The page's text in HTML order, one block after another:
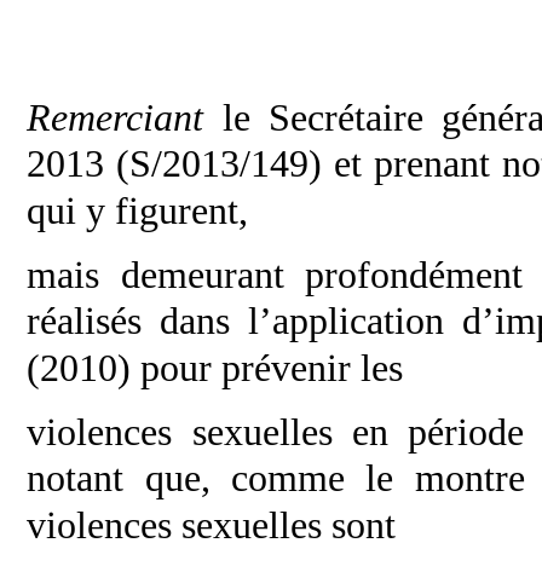
Remerciant le Secrétaire
2013 (S/2013/149) et prenant
qui y figurent,
mais demeurant
réalisés dansl’application
(2010) pour prévenir les
violences sexuelles en
notant que, comme le
violences sexuelles sont